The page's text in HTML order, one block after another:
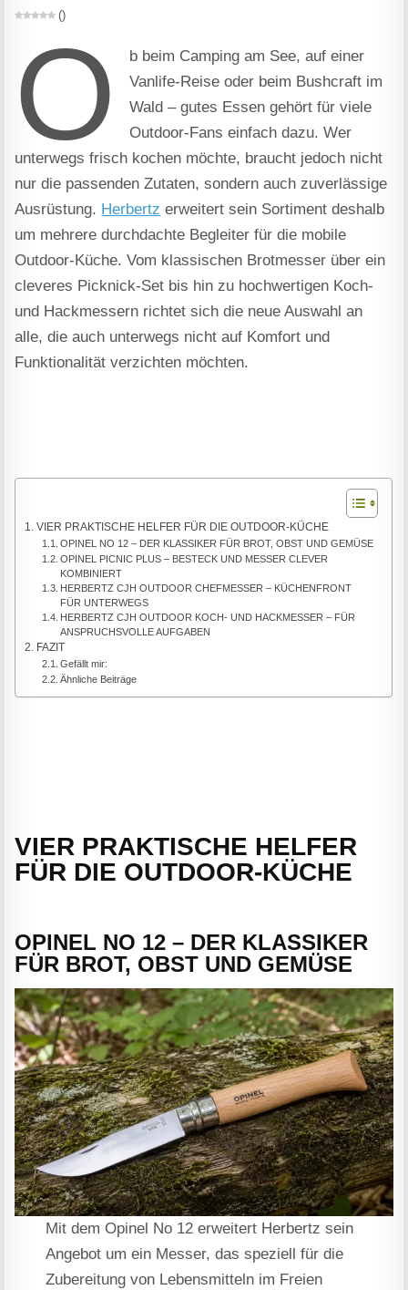
()
O
b beim Camping am See, auf einer
Vanlife-Reise oder beim Bushcraft im
Wald – gutes Essen gehört für viele
Outdoor-Fans einfach dazu. Wer
unterwegs frisch kochen möchte, braucht jedoch nicht
nur die passenden Zutaten, sondern auch zuverlässige
Ausrüstung. Herbertz erweitert sein Sortiment deshalb
um mehrere durchdachte Begleiter für die mobile
Outdoor-Küche. Vom klassischen Brotmesser über ein
cleveres Picknick-Set bis hin zu hochwertigen Koch-
und Hackmessern richtet sich die neue Auswahl an
alle, die auch unterwegs nicht auf Komfort und
Funktionalität verzichten möchten.
VIER PRAKTISCHE HELFER FÜR DIE OUTDOOR-KÜCHE
OPINEL NO 12 – DER KLASSIKER FÜR BROT, OBST UND GEMÜSE
OPINEL PICNIC PLUS – BESTECK UND MESSER CLEVER
KOMBINIERT
HERBERTZ CJH OUTDOOR CHEFMESSER – KÜCHENFRONT
FÜR UNTERWEGS
HERBERTZ CJH OUTDOOR KOCH- UND HACKMESSER – FÜR
ANSPRUCHSVOLLE AUFGABEN
FAZIT
Gefällt mir:
Ähnliche Beiträge
VIER PRAKTISCHE HELFER
FÜR DIE OUTDOOR-KÜCHE
OPINEL NO 12 – DER KLASSIKER
FÜR BROT, OBST UND GEMÜSE
Mit dem Opinel No 12 erweitert Herbertz sein
Angebot um ein Messer, das speziell für die
Zubereitung von Lebensmitteln im Freien